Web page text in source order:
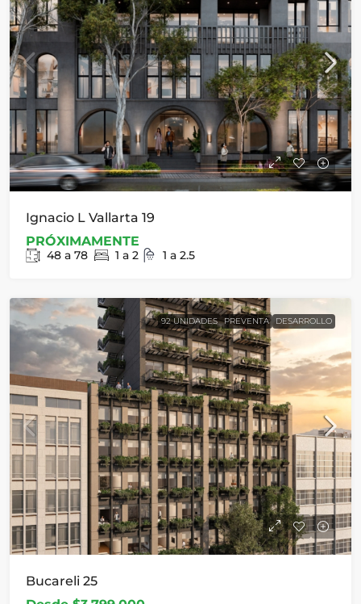
Ignacio L Vallarta 19
PRÓXIMAMENTE
48 a 78 1 a 2 1 a 2.5
92 UNIDADES PREVENTA DESARROLLO
Bucareli 25